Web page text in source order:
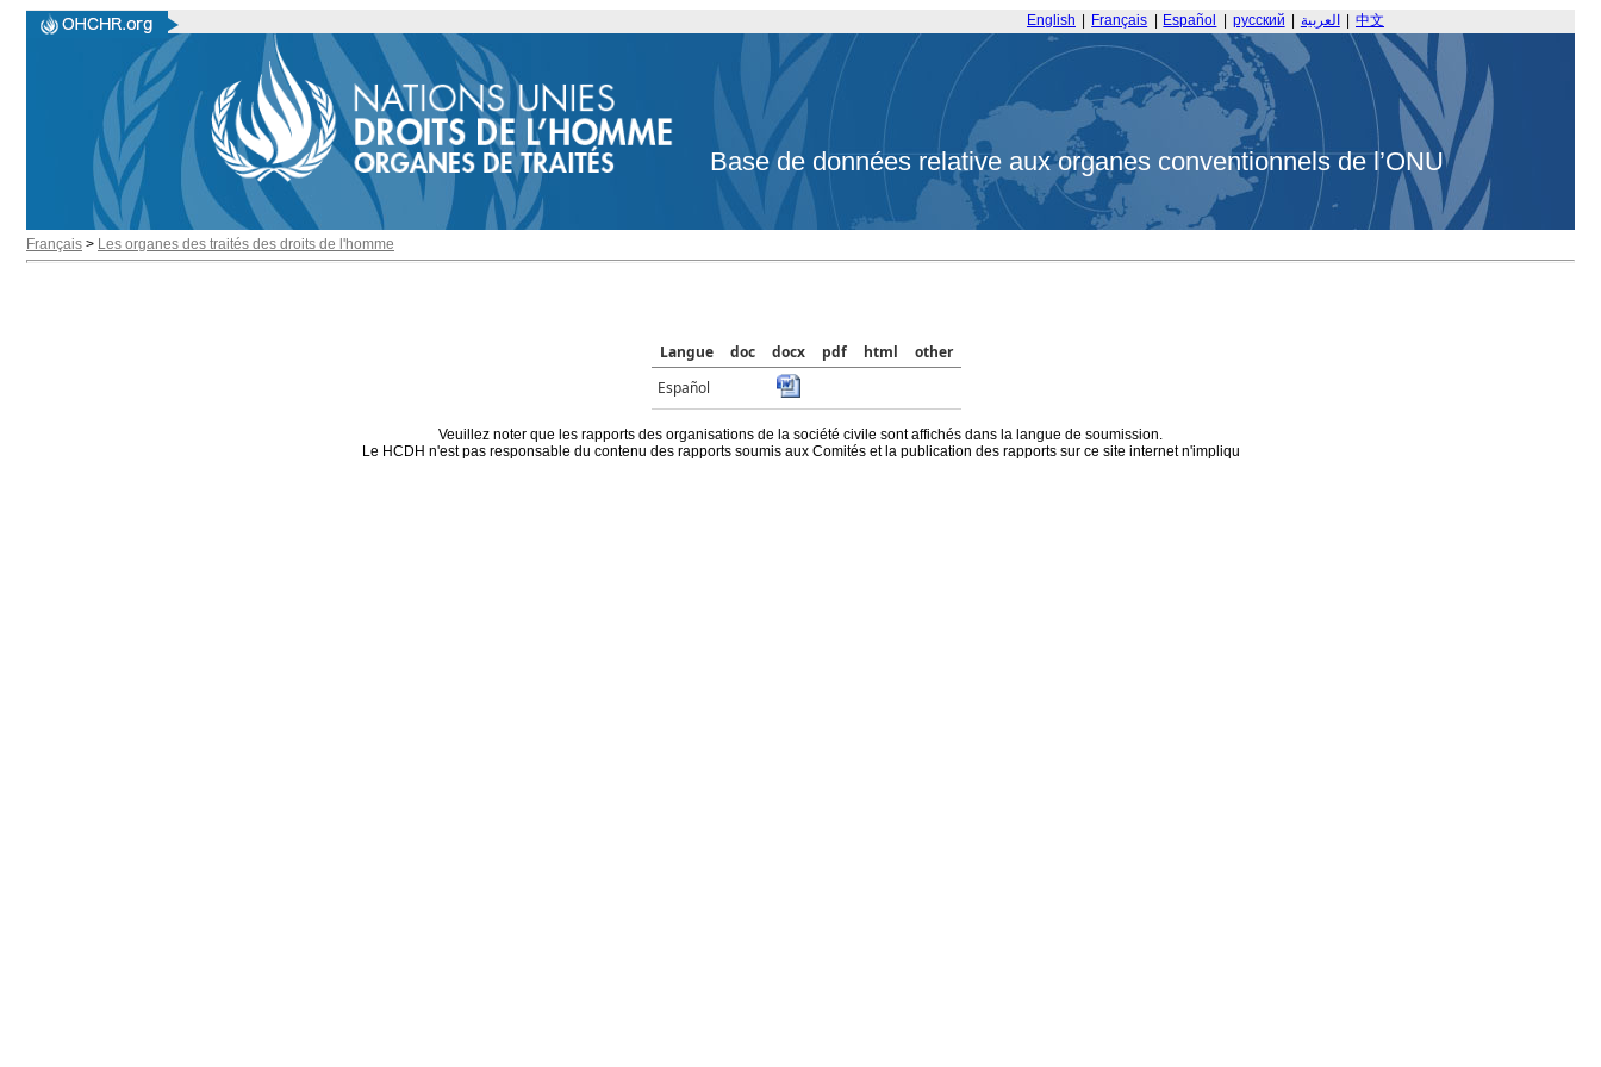
English Français Español русский العربية 中文
Base de données relative aux organes conventionnels de l’ONU
Français > Les organes des traités des droits de l'homme
Langue doc docx pdf html
other
Español
Veuillez noter que les rapports des organisations de la société civile sont affichés dans la langue de soumission.
Le HCDH n'est pas responsable du contenu des rapports soumis aux Comités et la publication des rapports sur ce site internet n'impliqu